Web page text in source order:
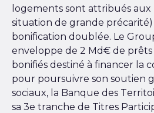
logements sont attribués aux
situation de grande
bonification doublée. Le
enveloppe de 2 Md€ de prêts
bonifiés destiné à financer la
pour poursuivre son soutien
sociaux, la Banque des
sa 3e tranche de Titres